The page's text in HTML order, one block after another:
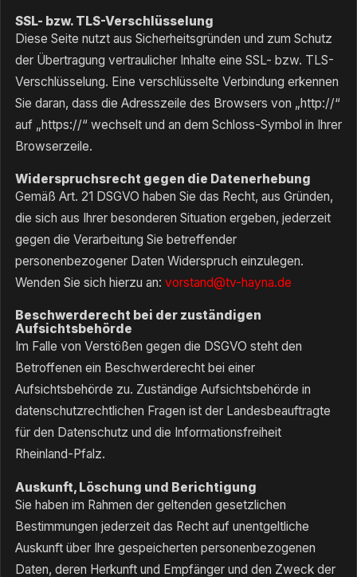
SSL- bzw. TLS-Verschlüsselung
Diese Seite nutzt aus Sicherheitsgründen und zum Schutz
der Übertragung vertraulicher Inhalte eine SSL- bzw. TLS-
Verschlüsselung. Eine verschlüsselte Verbindung erkennen
Sie daran, dass die Adresszeile des Browsers von „http://“
auf „https://“ wechselt und an dem Schloss-Symbol in Ihrer
Browserzeile.
Widerspruchsrecht gegen die Datenerhebung
Gemäß Art. 21 DSGVO haben Sie das Recht, aus Gründen,
die sich aus Ihrer besonderen Situation ergeben, jederzeit
gegen die Verarbeitung Sie betreffender
personenbezogener Daten Widerspruch einzulegen.
Wenden Sie sich hierzu an: vorstand@tv-hayna.de
Beschwerderecht bei der zuständigen
Aufsichtsbehörde
Im Falle von Verstößen gegen die DSGVO steht den
Betroffenen ein Beschwerderecht bei einer
Aufsichtsbehörde zu. Zuständige Aufsichtsbehörde in
datenschutzrechtlichen Fragen ist der Landesbeauftragte
für den Datenschutz und die Informationsfreiheit
Rheinland-Pfalz.
Auskunft, Löschung und Berichtigung
Sie haben im Rahmen der geltenden gesetzlichen
Bestimmungen jederzeit das Recht auf unentgeltliche
Auskunft über Ihre gespeicherten personenbezogenen
Daten, deren Herkunft und Empfänger und den Zweck der